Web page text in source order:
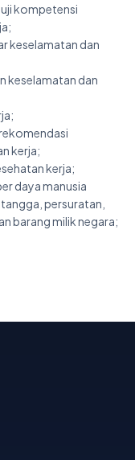
kompetensi
keselamatan dan
keselamatan dan
kerja;
kerja;
daya manusia
persuratan,
barang milik negara;